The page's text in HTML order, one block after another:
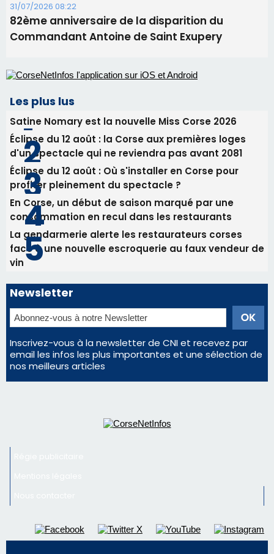
Satine Nomary est la nouvelle Miss Corse 2026
Éclipse du 12 août : la Corse aux premières loges
d'un spectacle qui ne reviendra pas avant 2081
profiter pleinement du spectacle ?
consommation en recul dans les restaurants
La gendarmerie alerte les restaurateurs corses
face à une nouvelle escroquerie au faux vendeur de
vin
Newsletter
Inscrivez-vous à la newsletter de CNI et recevez par
email les infos les plus importantes et une sélection de
nos meilleurs articles
Régie publicitaire
Mentions légales
Nous contacter